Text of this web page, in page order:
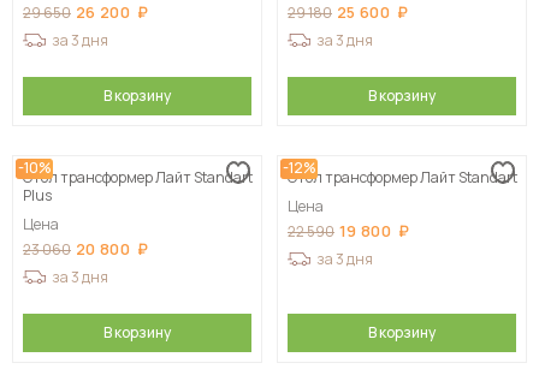
29 650 26 200
за 3 дня
В корзину
29 180 25 600
за 3 дня
В корзину
-10%
Стол трансформер Лайт Standart
Plus
Цена
23 060 20 800
за 3 дня
В корзину
-12%
Стол трансформер Лайт Standart
Цена
22 590 19 800
за 3 дня
В корзину